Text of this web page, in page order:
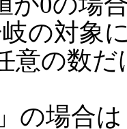
の対象
意の数
」の場合